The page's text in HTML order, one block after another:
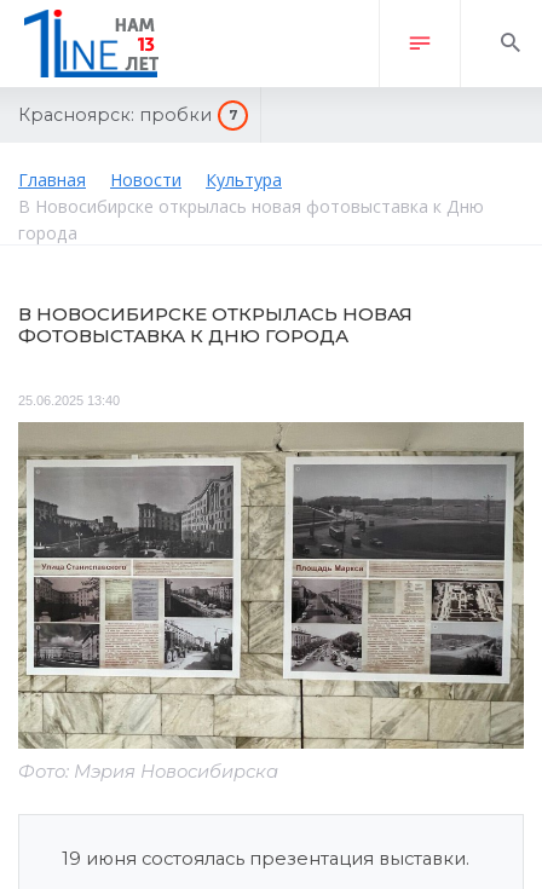
Красноярск: пробки 7
Главная Новости
Культура
В Новосибирске открылась новая фотовыставка к Дню
города
В НОВОСИБИРСКЕ ОТКРЫЛАСЬ НОВАЯ
ФОТОВЫСТАВКА К ДНЮ ГОРОДА
25.06.2025 13:40
Фото: Мэрия Новосибирска
19 июня состоялась презентация выставки.